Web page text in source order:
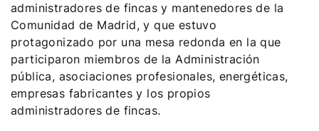
administradores de fincas y mantenedores de la
Comunidad de Madrid, y que estuvo
protagonizado por una mesa redonda en la que
participaron miembros de la Administración
pública, asociaciones profesionales, energéticas,
empresas fabricantes y los propios
administradores de fincas.
¡Hola!
¿Cómo podemos ayudarte?
Contacto de servicio